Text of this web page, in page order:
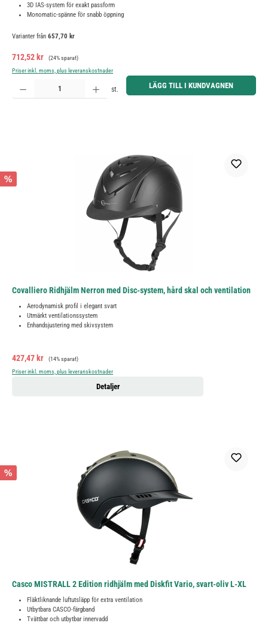
3D IAS-system för exakt passform
Monomatic-spänne för snabb öppning
Varianter från 657,70 kr
Försäljningspris:
712,52 kr Ordinarie pris:
(24% sparat)
Priser inkl. moms, plus leveranskostnader
Produktkvantitet: Ange önskat belopp eller använd knapparna för att öka eller minska kvantiteten.
st. LÄGG TILL I KUNDVAGNEN
%
Covalliero Ridhjälm Nerron med Disc-system, hård skal och ventilation
Aerodynamisk profil i elegant svart
Utmärkt ventilationssystem
Enhandsjustering med skivsystem
Försäljningspris:
427,47 kr Ordinarie pris:
(14% sparat)
Priser inkl. moms, plus leveranskostnader
Detaljer
%
Casco MISTRALL 2 Edition ridhjälm med Diskfit Vario, svart-oliv L-XL
Fläktliknande luftutsläpp för extra ventilation
Utbytbara CASCO-färgband
Tvättbar och utbytbar innervadd